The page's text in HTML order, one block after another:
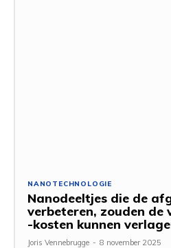
NANOTECHNOLOGIE
Nanodeeltjes die de
verbeteren, zouden de
-kosten kunnen
Joris Vennebrugge - 8 november 2025